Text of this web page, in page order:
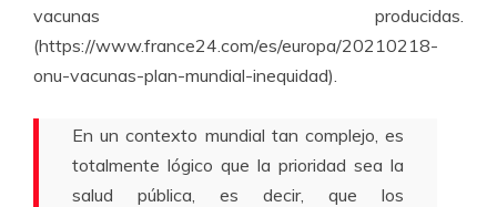
vacunas producidas.
(https://www.france24.com/es/europa/20210218-
onu-vacunas-plan-mundial-inequidad).
En un contexto mundial tan complejo, es
totalmente lógico que la prioridad sea la
salud pública, es decir, que los